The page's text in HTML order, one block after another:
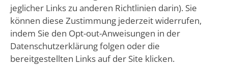
jeglicher Links zu anderen Richtlinien darin). Sie
können diese Zustimmung jederzeit widerrufen,
indem Sie den Opt-out-Anweisungen in der
Datenschutzerklärung folgen oder die
bereitgestellten Links auf der Site klicken.